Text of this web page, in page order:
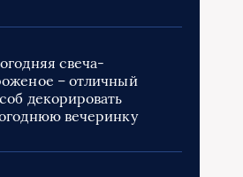
свеча-
– отличный
декорировать
вечеринку